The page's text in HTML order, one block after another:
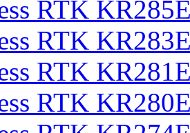
RTK
RTK
RTK
RTK